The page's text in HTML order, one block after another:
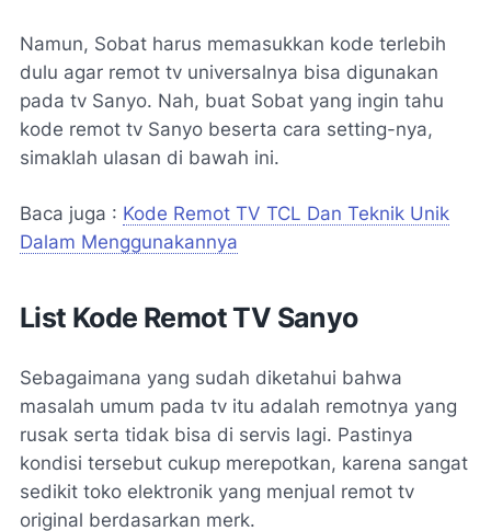
Namun, Sobat harus memasukkan kode terlebih
dulu agar remot tv universalnya bisa digunakan
pada tv Sanyo. Nah, buat Sobat yang ingin tahu
kode remot tv Sanyo beserta cara setting-nya,
simaklah ulasan di bawah ini.
Baca juga : Kode Remot TV TCL Dan Teknik Unik
Dalam Menggunakannya
List Kode Remot TV Sanyo
Sebagaimana yang sudah diketahui bahwa
masalah umum pada tv itu adalah remotnya yang
rusak serta tidak bisa di servis lagi. Pastinya
kondisi tersebut cukup merepotkan, karena sangat
sedikit toko elektronik yang menjual remot tv
original berdasarkan merk.